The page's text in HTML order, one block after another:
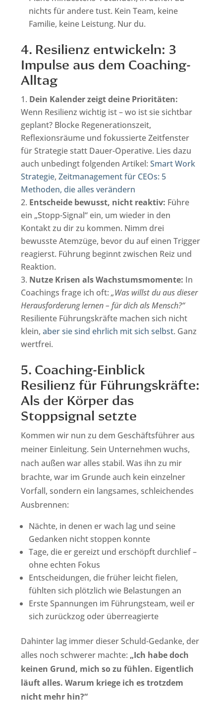
nichts für andere tust. Kein Team, keine
Familie, keine Leistung. Nur du.
4. Resilienz entwickeln: 3
Impulse aus dem Coaching-
Alltag
Dein Kalender zeigt deine Prioritäten:
Wenn Resilienz wichtig ist – wo ist sie sichtbar
geplant? Blocke Regenerationszeit,
Reflexionsräume und fokussierte Zeitfenster
für Strategie statt Dauer-Operative. Lies dazu
auch unbedingt folgenden Artikel:Smart Work
Strategie,Zeitmanagement für CEOs: 5
Methoden, die alles verändern
Entscheide bewusst, nicht reaktiv: Führe
ein „Stopp-Signal“ ein, um wieder in den
Kontakt zu dir zu kommen. Nimm drei
bewusste Atemzüge, bevor du auf einen Trigger
reagierst. Führung beginnt zwischen Reiz und
Reaktion.
Nutze Krisen als Wachstumsmomente: In
Coachings frage ich oft:„Was willst du aus dieser
Herausforderung lernen – für dich als Mensch?“
Resiliente Führungskräfte machen sich nicht
klein,aber sie sind ehrlich mit sich selbst. Ganz
wertfrei.
5. Coaching-Einblick
Resilienz für Führungskräfte:
Als der Körper das
Stoppsignal setzte
Kommen wir nun zu dem Geschäftsführer aus
meiner Einleitung. Sein Unternehmen wuchs,
nach außen war alles stabil. Was ihn zu mir
brachte, war im Grunde auch kein einzelner
Vorfall, sondern ein langsames, schleichendes
Ausbrennen:
Nächte, in denen er wach lag und seine
Gedanken nicht stoppen konnte
Tage, die er gereizt und erschöpft durchlief –
ohne echten Fokus
Entscheidungen, die früher leicht fielen,
fühlten sich plötzlich wie Belastungen an
Erste Spannungen im Führungsteam, weil er
sich zurückzog oder überreagierte
Dahinter lag immer dieser Schuld-Gedanke, der
alles noch schwerer machte: „Ich habe doch
keinen Grund, mich so zu fühlen. Eigentlich
läuft alles. Warum kriege ich es trotzdem
nicht mehr hin?“